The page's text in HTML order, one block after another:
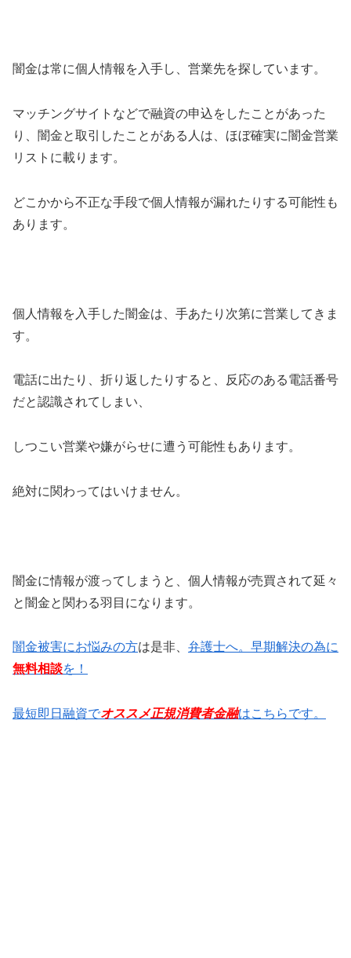
闇金は常に個人情報を入手し、営業先を探しています。
マッチングサイトなどで融資の申込をしたことがあった
り、闇金と取引したことがある人は、ほぼ確実に闇金営業
リストに載ります。
どこかから不正な手段で個人情報が漏れたりする可能性も
あります。
個人情報を入手した闇金は、手あたり次第に営業してきま
す。
電話に出たり、折り返したりすると、反応のある電話番号
だと認識されてしまい、
しつこい営業や嫌がらせに遭う可能性もあります。
絶対に関わってはいけません。
闇金に情報が渡ってしまうと、個人情報が売買されて延々
と闇金と関わる羽目になります。
闇金被害にお悩みの方は是非、 弁護士へ。早期解決の為に
無料相談を！
最短即日融資でオススメ正規消費者金融はこちらです。